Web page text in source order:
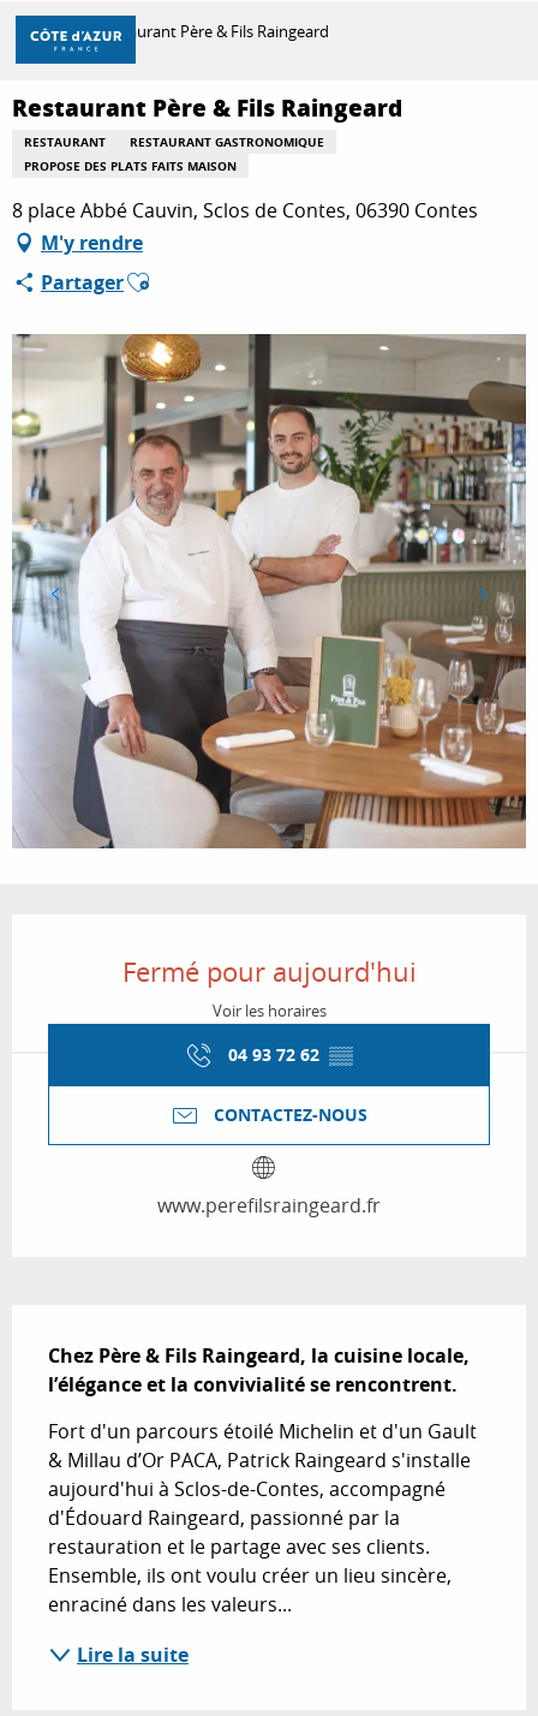
Aller
contenu
principal
DÉCOUVRIR
À FAIRE
SÉJOURNER
Accueil Restaurant Père & Fils Raingeard
Restaurant Père & Fils Raingeard
RESTAURANT
RESTAURANT GASTRONOMIQUE
PROPOSE DES PLATS FAITS MAISON
8 place Abbé Cauvin, Sclos de Contes, 06390 Contes
M'y rendre
PartagerAjouter aux favoris
Fermé pour aujourd'hui
Voir les horaires
04 93 72 62 ▒▒
CONTACTEZ-NOUS
www.perefilsraingeard.fr
Chez Père & Fils Raingeard, la cuisine locale,
l’élégance et la convivialité se rencontrent.
Fort d'un parcours étoilé Michelin et d'un Gault
& Millau d’Or PACA, Patrick Raingeard s'installe
aujourd'hui à Sclos-de-Contes, accompagné
d'Édouard Raingeard, passionné par la
restauration et le partage avec ses clients.
Ensemble, ils ont voulu créer un lieu sincère,
enraciné dans les valeurs...
Lire la suite